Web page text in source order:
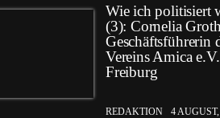
Wie ich politisiert
(3): Cornelia
Geschäftsführerin
Vereins Amica
Freiburg
REDAKTION 4